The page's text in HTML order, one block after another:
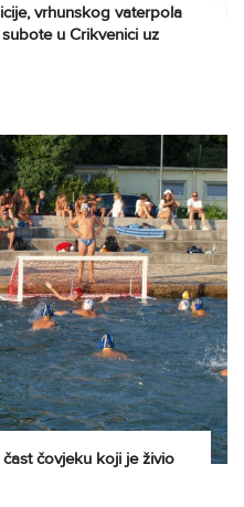
vrhunskog vaterpola
subote u Crikvenici uz
čovjeku koji je živio